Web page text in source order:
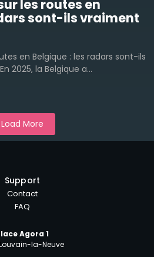
les routes en
sont-ils vraiment
en Belgique : les radars sont-ils
2025, la Belgique a...
Load More
Support
Contact
FAQ
Agora 1
la-Neuve